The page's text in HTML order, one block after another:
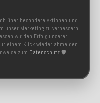
über besondere Aktionen und
unser Marketing zu verbessern
wir den Erfolg unserer
einem Klick wieder abmelden.
zum Datenschutz 🛡️